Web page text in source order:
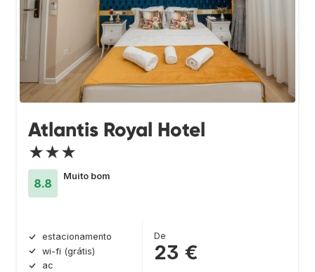
Atlantis Royal Hotel
★★★
8.8
Muito bom
estacionamento
wi-fi (grátis)
ac
De
23 €